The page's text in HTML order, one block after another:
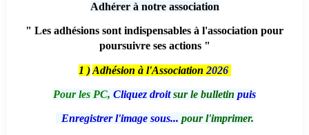
Adhérer à notre association
" Les adhésions sont indispensables à l'association pour
poursuivre ses actions "
1 ) Adhésion à l'Association 2026
Pour les PC, Cliquez droitsur le bulletin puis
Enregistrer l'image sous... pour l'imprimer.